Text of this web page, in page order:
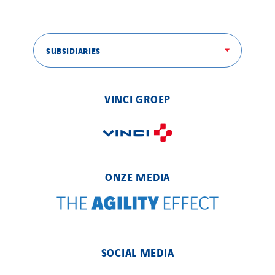
SUBSIDIARIES
VINCI GROEP
ONZE MEDIA
SOCIAL MEDIA
SITES PAYS
Indonesia